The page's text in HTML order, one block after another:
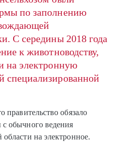
по заполнению
С середины 2018 года
к животноводству,
на электронную
специализированной
правительство обязало
обычного ведения
на электронное.